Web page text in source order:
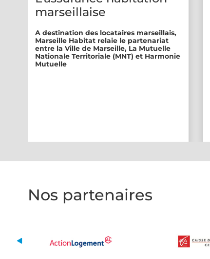
marseillaise
A destination des locataires marseillais,
Marseille Habitat relaie le partenariat
entre la Ville de Marseille, La Mutuelle
Nationale Territoriale (MNT) et Harmonie
Mutuelle
Nos partenaires